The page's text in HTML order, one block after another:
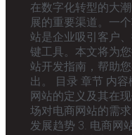
在数字化转型的大
展的重要渠道。一
站是企业吸引客户
键工具。本文将为
站开发指南，帮助
出。 目录 章节 内
网站的定义及其在
场对电商网站的需
发展趋势 3. 电商网